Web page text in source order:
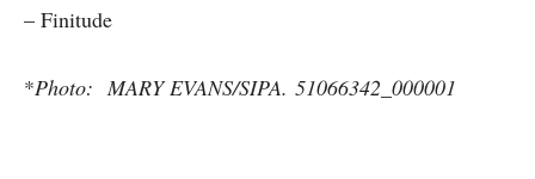
– Finitude
*Photo: MARY EVANS/SIPA. 51066342_000001